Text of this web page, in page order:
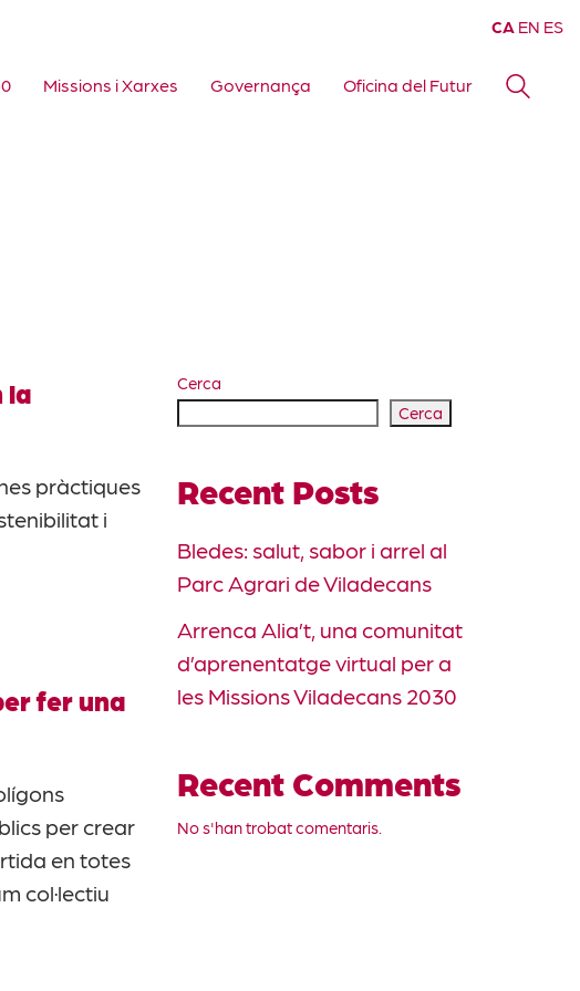
Missions i Xarxes Governança Oficina del Futur
la
pràctiques
i
fer una
per crear
en totes
col·lectiu
Cerca
Cerca
Recent Posts
Bledes: salut, sabor i arrel al
Parc Agrari de Viladecans
Arrenca Alia’t, una comunitat
d’aprenentatge virtual per a
les Missions Viladecans 2030
Recent Comments
No s'han trobat comentaris.
CA EN ES